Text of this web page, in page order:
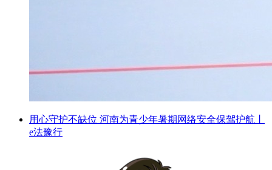
用心守护不缺位 河南为青少年暑期网络安全保驾护航丨
e法豫行